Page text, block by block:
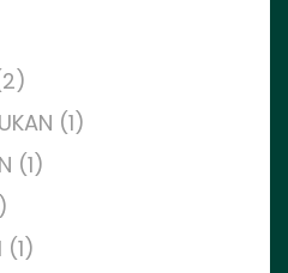
(1)
(1)
(1)